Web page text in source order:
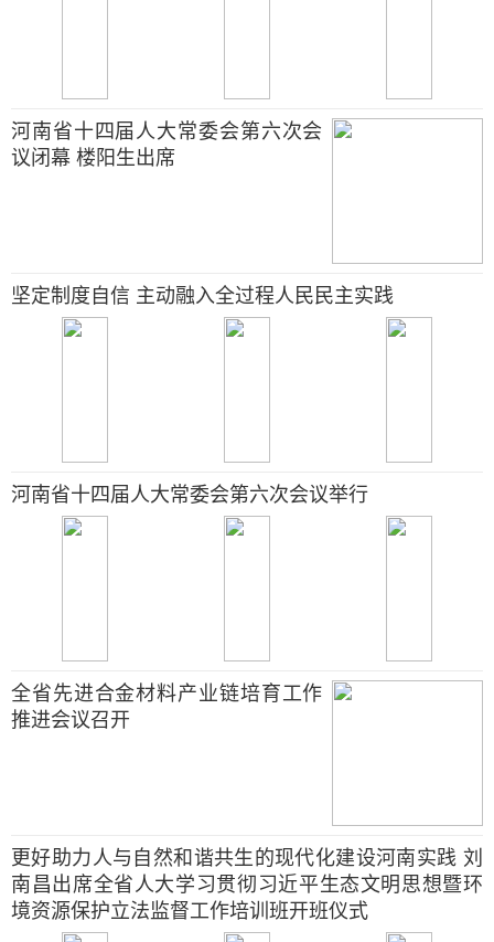
河南省十四届人大常委会第六次会
议闭幕 楼阳生出席
坚定制度自信 主动融入全过程人民民主实践
河南省十四届人大常委会第六次会议举行
全省先进合金材料产业链培育工作
推进会议召开
更好助力人与自然和谐共生的现代化建设河南实践 刘
南昌出席全省人大学习贯彻习近平生态文明思想暨环
境资源保护立法监督工作培训班开班仪式